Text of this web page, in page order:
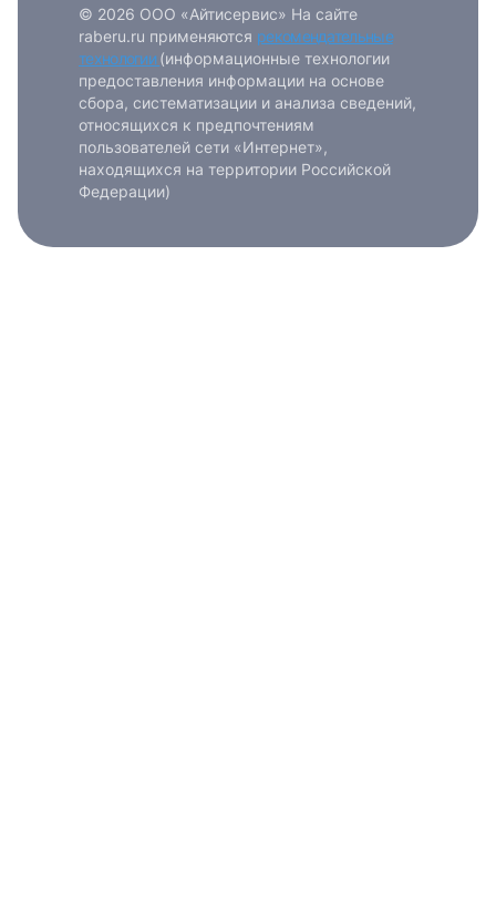
© 2026 ООО «Айтисервис» На сайте
raberu.ru применяются рекомендательные
технологии (информационные технологии
предоставления информации на основе
сбора, систематизации и анализа сведений,
относящихся к предпочтениям
пользователей сети «Интернет»,
находящихся на территории Российской
Федерации)